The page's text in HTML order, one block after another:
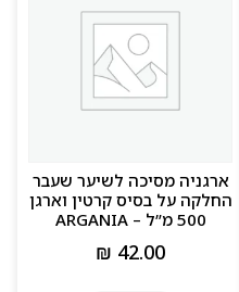
ארגניה מסיכה לשיער שעבר
החלקה על בסיס קרטין וארגן
500 מ”ל – ARGANIA
₪ 42.00